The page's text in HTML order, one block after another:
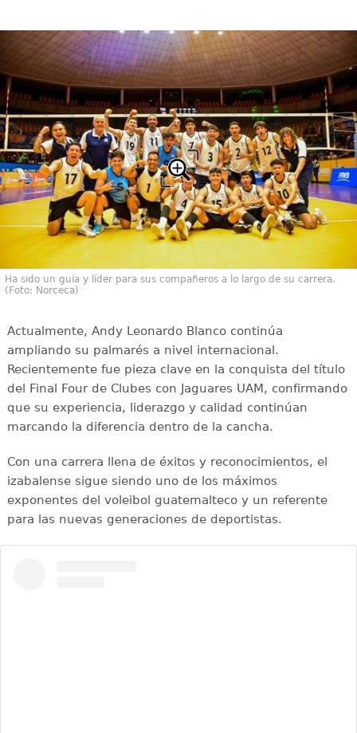
Ha sido un guía y líder para sus compañeros a lo largo de su carrera.
(Foto: Norceca)
Actualmente, Andy Leonardo Blanco continúa
ampliando su palmarés a nivel internacional.
Recientemente fue pieza clave en la conquista del título
del Final Four de Clubes con Jaguares UAM, confirmando
que su experiencia, liderazgo y calidad continúan
marcando la diferencia dentro de la cancha.
Con una carrera llena de éxitos y reconocimientos, el
izabalense sigue siendo uno de los máximos
exponentes del voleibol guatemalteco y un referente
para las nuevas generaciones de deportistas.